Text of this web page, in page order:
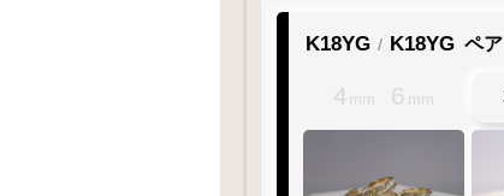
K18YG / K18YG ペア
4 mm 6 mm